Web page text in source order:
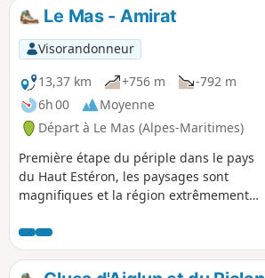
crêtes tout en traversant de très beaux
villages isolés.
Le Mas - Amirat
Visorandonneur
13,37 km
+756 m
-792 m
6h 00
Moyenne
Départ à Le Mas (Alpes-Maritimes)
Première étape du périple dans le pays
du Haut Estéron, les paysages sont
magnifiques et la région extrêmement
croisé. Les sentiers sont variés et bien
tracés. On partira du village du Mas
pour rejoindre Amirat (gîte communal)